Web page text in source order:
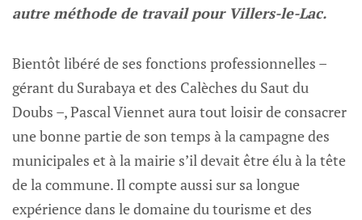
autre méthode de travail pour Villers-le-Lac.
Bientôt libéré de ses fonctions professionnelles –
gérant du Surabaya et des Calèches du Saut du
Doubs –, Pascal Viennet aura tout loisir de consacrer
une bonne partie de son temps à la campagne des
municipales et à la mairie s’il devait être élu à la tête
de la commune. Il compte aussi sur sa longue
expérience dans le domaine du tourisme et des